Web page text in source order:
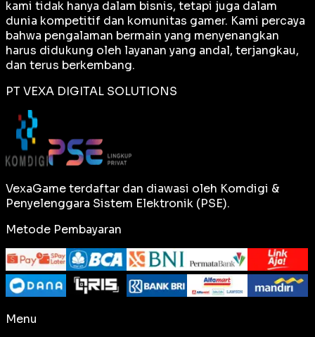
kami tidak hanya dalam bisnis, tetapi juga dalam
dunia kompetitif dan komunitas gamer. Kami percaya
bahwa pengalaman bermain yang menyenangkan
harus didukung oleh layanan yang andal, terjangkau,
dan terus berkembang.
PT VEXA DIGITAL SOLUTIONS
VexaGame terdaftar dan diawasi oleh Komdigi &
Penyelenggara Sistem Elektronik (PSE).
Metode Pembayaran
Menu